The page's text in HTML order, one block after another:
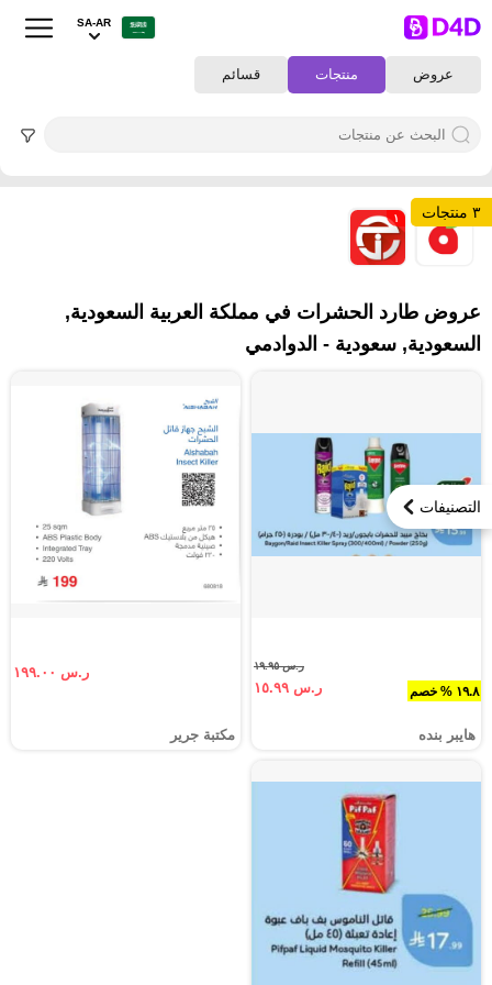
عروض منتجات قسائم
SA-AR
التصنيفات
٣ منتجات ٢ ١
عروض طارد الحشرات في مملكة العربية السعودية,
السعودية, سعودية - الدوادمي
١٩.٨ % خصم
ر.س ١٩.٩٥
ر.س ١٥.٩٩
هايبر بنده
ر.س ١٩٩.٠٠
مكتبة جرير